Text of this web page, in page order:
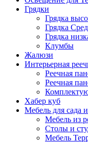
Грядки
Грядка
Грядка
Грядка
Клумбы
Жалюзи
Интерьерная
Реечная
Реечная
Хабер куб
Мебель для сада
Мебель из
Столы и
Мебель